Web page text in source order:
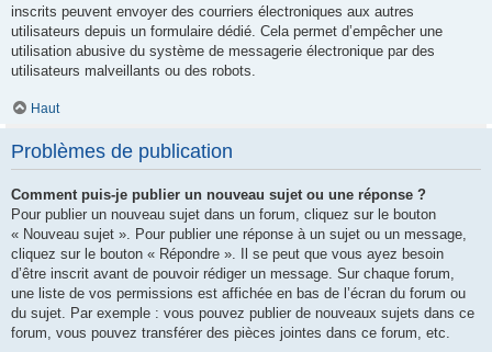
inscrits peuvent envoyer des courriers électroniques aux autres
utilisateurs depuis un formulaire dédié. Cela permet d’empêcher une
utilisation abusive du système de messagerie électronique par des
utilisateurs malveillants ou des robots.
Haut
Problèmes de publication
Comment puis-je publier un nouveau sujet ou une réponse ?
Pour publier un nouveau sujet dans un forum, cliquez sur le bouton
« Nouveau sujet ». Pour publier une réponse à un sujet ou un message,
cliquez sur le bouton « Répondre ». Il se peut que vous ayez besoin
d’être inscrit avant de pouvoir rédiger un message. Sur chaque forum,
une liste de vos permissions est affichée en bas de l’écran du forum ou
du sujet. Par exemple : vous pouvez publier de nouveaux sujets dans ce
forum, vous pouvez transférer des pièces jointes dans ce forum, etc.